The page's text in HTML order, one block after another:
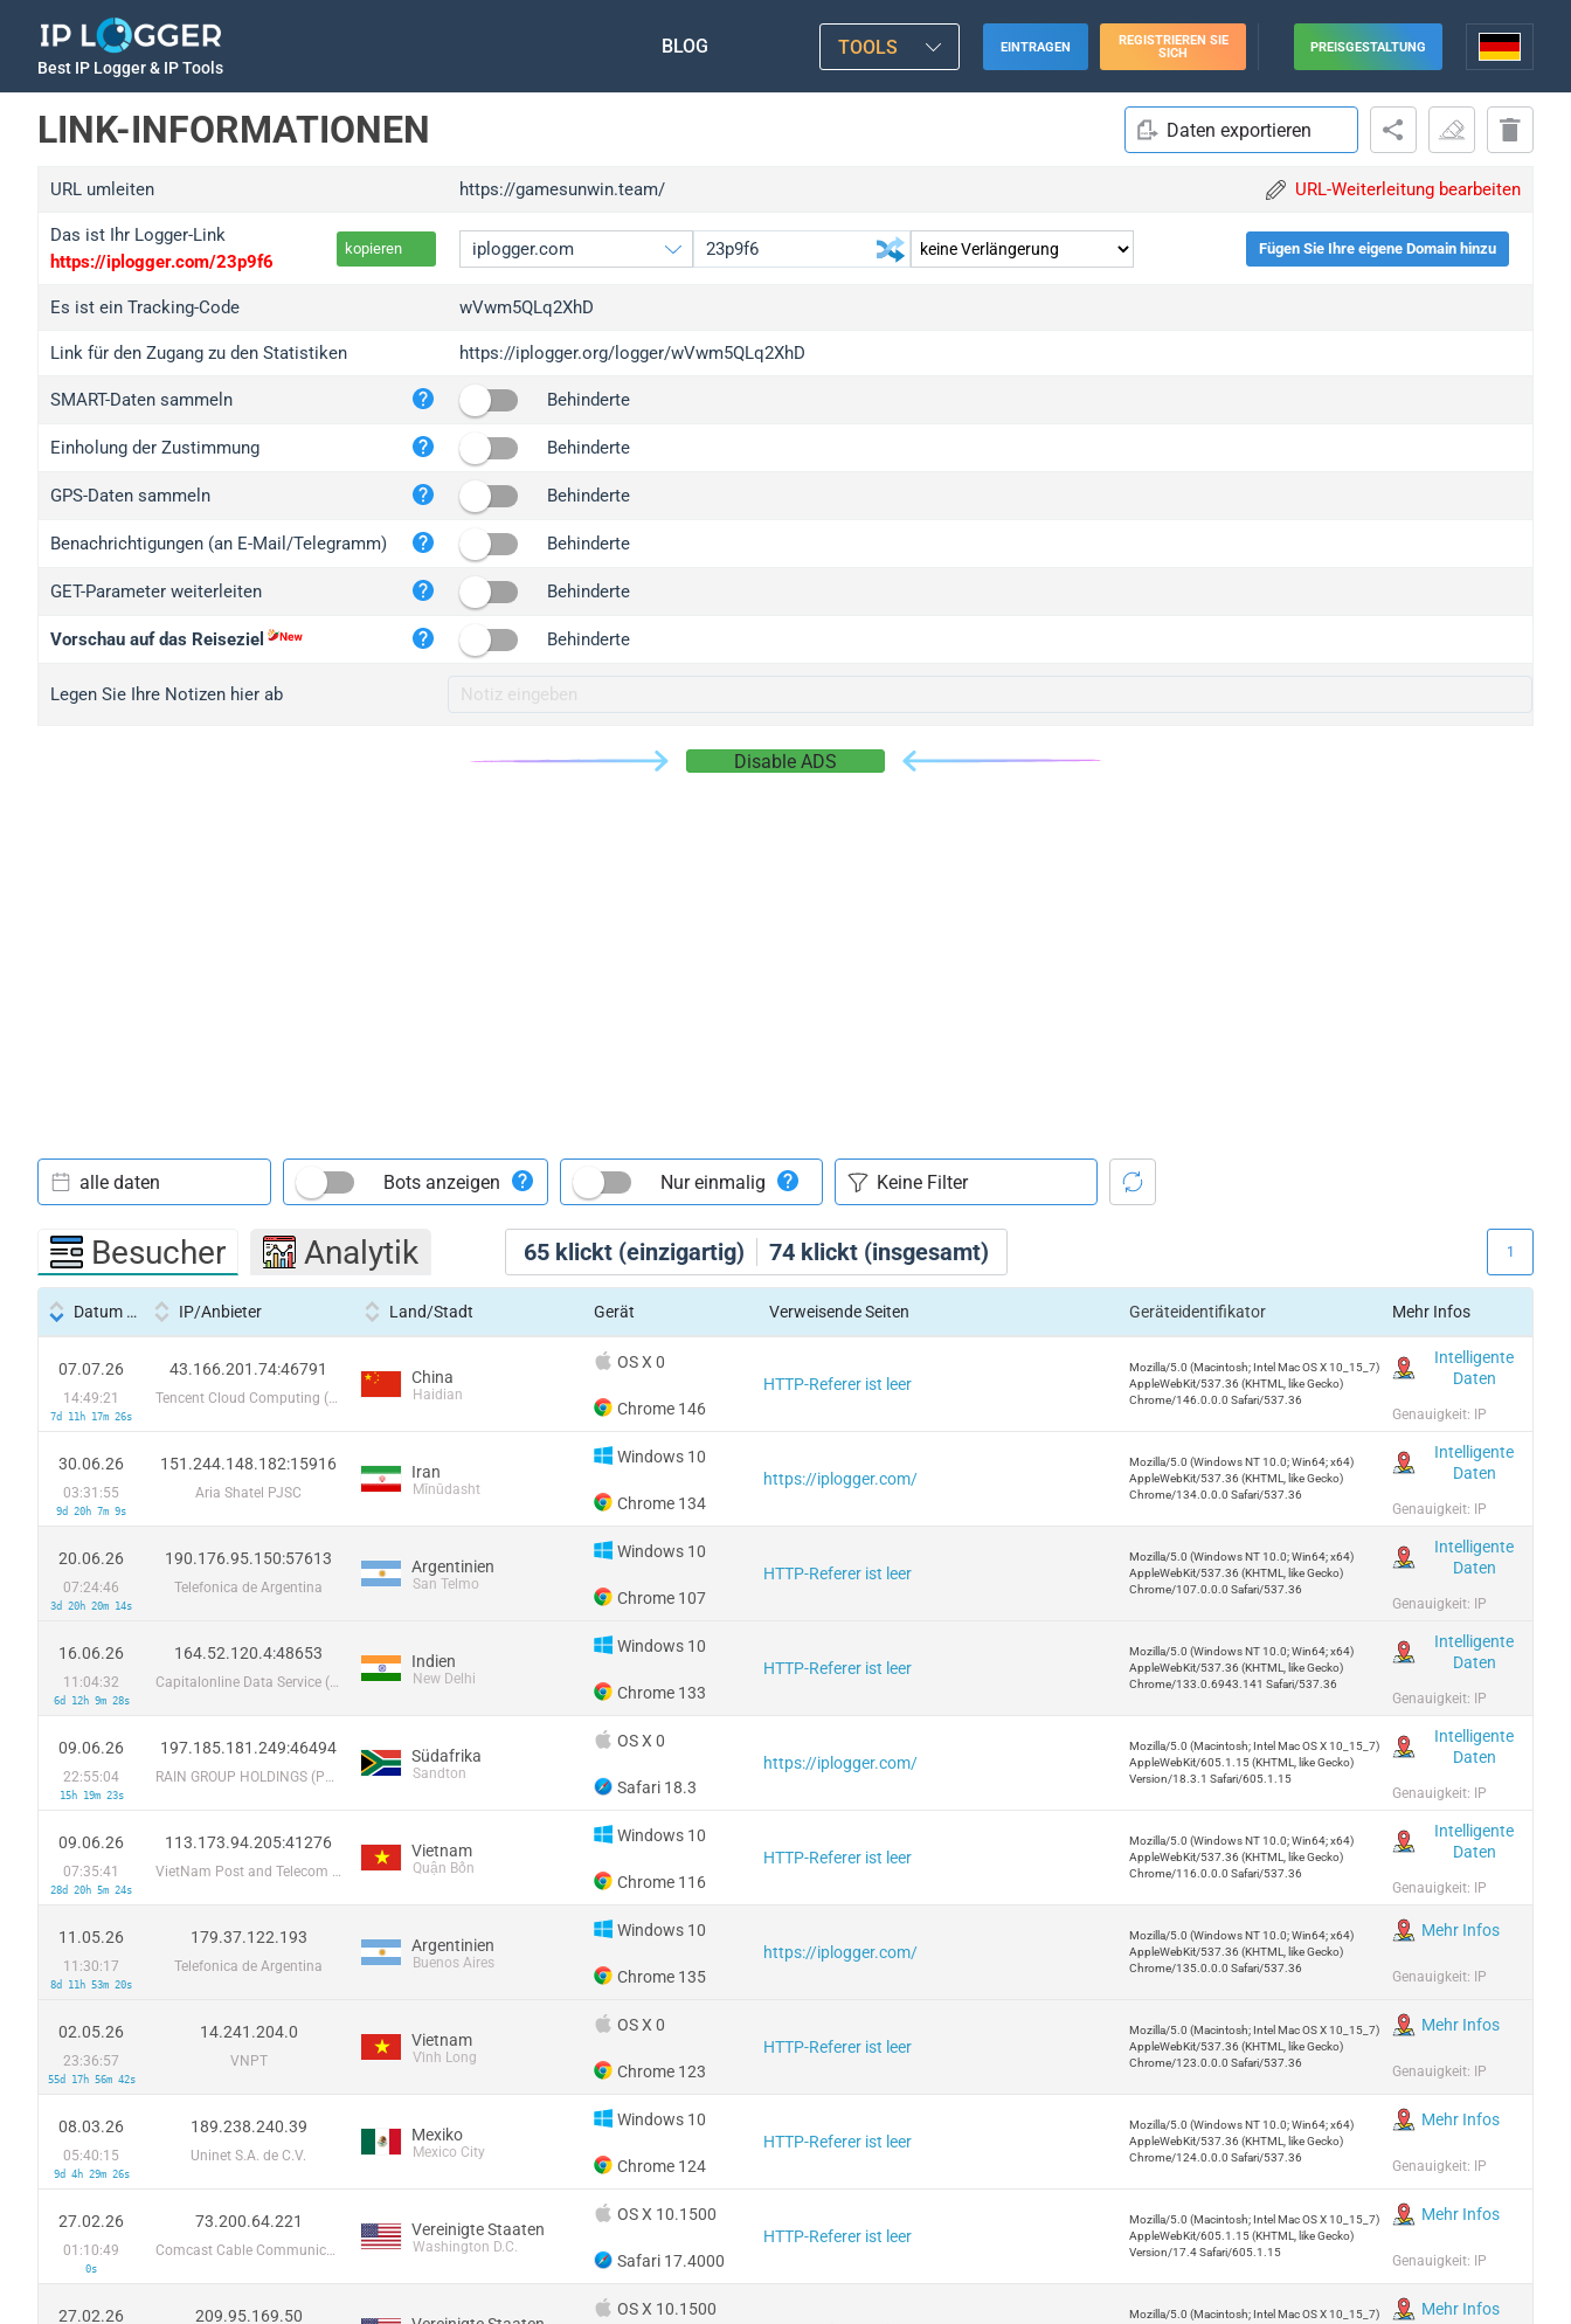
Best IP Logger & IP Tools
BLOG TOOLS EINTRAGEN
REGISTRIEREN SIE
SICH
PREISGESTALTUNG
LINK-INFORMATIONEN Daten exportieren
URL umleiten https://gamesunwin.team/ URL-Weiterleitung bearbeiten
Das ist Ihr Logger-Link
https://iplogger.com/23p9f6
kopieren
iplogger.org
wl.gl
ed.tc
iplogger.com
iplogger.co
2no.co
yip.su
iplogger.info
Fügen Sie Ihre eigene Domain hinzu
Es ist ein Tracking-Code wVwm5QLq2XhD
Link für den Zugang zu den Statistiken https://iplogger.org/logger/wVwm5QLq2XhD
SMART-Daten sammeln Behinderte
Einholung der Zustimmung Behinderte
GPS-Daten sammeln Behinderte
Benachrichtigungen (an E-Mail/Telegramm) Behinderte
GET-Parameter weiterleiten Behinderte
Vorschau auf das Reiseziel Behinderte
Legen Sie Ihre Notizen hier ab
Disable ADS
65 klickt (einzigartig) 74 klickt (insgesamt)
alle daten Bots anzeigen Nur einmalig
Besucher Analytik 1
Datum und Uhrzeit IP/Anbieter Land/Stadt Gerät Verweisende Seiten Geräteidentifikator Mehr Infos
07.07.26
14:49:21
7d 11h 17m 26s
43.166.201.74:46791
Tencent Cloud Computing (Beijing) Co
China
Haidian
OS X 0
Chrome 146
HTTP-Referer ist leer
Mozilla/5.0 (Macintosh; Intel Mac OS X 10_15_7)
AppleWebKit/537.36 (KHTML, like Gecko)
Chrome/146.0.0.0 Safari/537.36
Intelligente
Daten
Genauigkeit: IP
30.06.26
03:31:55
9d 20h 7m 9s
151.244.148.182:15916
Aria Shatel PJSC
Iran
Mīnūdasht
Windows 10
Chrome 134
https://iplogger.com/
Mozilla/5.0 (Windows NT 10.0; Win64; x64)
AppleWebKit/537.36 (KHTML, like Gecko)
Chrome/134.0.0.0 Safari/537.36
Intelligente
Daten
Genauigkeit: IP
20.06.26
07:24:46
3d 20h 20m 14s
190.176.95.150:57613
Telefonica de Argentina
Argentinien
San Telmo
Windows 10
Chrome 107
HTTP-Referer ist leer
Mozilla/5.0 (Windows NT 10.0; Win64; x64)
AppleWebKit/537.36 (KHTML, like Gecko)
Chrome/107.0.0.0 Safari/537.36
Intelligente
Daten
Genauigkeit: IP
16.06.26
11:04:32
6d 12h 9m 28s
164.52.120.4:48653
Capitalonline Data Service (HK) Co
Indien
New Delhi
Windows 10
Chrome 133
HTTP-Referer ist leer
Mozilla/5.0 (Windows NT 10.0; Win64; x64)
AppleWebKit/537.36 (KHTML, like Gecko)
Chrome/133.0.6943.141 Safari/537.36
Intelligente
Daten
Genauigkeit: IP
09.06.26
22:55:04
15h 19m 23s
197.185.181.249:46494
RAIN GROUP HOLDINGS (PTY) LTD
Südafrika
Sandton
OS X 0
Safari 18.3
https://iplogger.com/
Mozilla/5.0 (Macintosh; Intel Mac OS X 10_15_7)
AppleWebKit/605.1.15 (KHTML, like Gecko)
Version/18.3.1 Safari/605.1.15
Intelligente
Daten
Genauigkeit: IP
09.06.26
07:35:41
28d 20h 5m 24s
113.173.94.205:41276
VietNam Post and Telecom Corporation
Vietnam
Quận Bốn
Windows 10
Chrome 116
HTTP-Referer ist leer
Mozilla/5.0 (Windows NT 10.0; Win64; x64)
AppleWebKit/537.36 (KHTML, like Gecko)
Chrome/116.0.0.0 Safari/537.36
Intelligente
Daten
Genauigkeit: IP
11.05.26
11:30:17
8d 11h 53m 20s
179.37.122.193
Telefonica de Argentina
Argentinien
Buenos Aires
Windows 10
Chrome 135
https://iplogger.com/
Mozilla/5.0 (Windows NT 10.0; Win64; x64)
AppleWebKit/537.36 (KHTML, like Gecko)
Chrome/135.0.0.0 Safari/537.36
Mehr Infos
Genauigkeit: IP
02.05.26
23:36:57
55d 17h 56m 42s
14.241.204.0
VNPT
Vietnam
Vĩnh Long
OS X 0
Chrome 123
HTTP-Referer ist leer
Mozilla/5.0 (Macintosh; Intel Mac OS X 10_15_7)
AppleWebKit/537.36 (KHTML, like Gecko)
Chrome/123.0.0.0 Safari/537.36
Mehr Infos
Genauigkeit: IP
08.03.26
05:40:15
9d 4h 29m 26s
189.238.240.39
Uninet S.A. de C.V.
Mexiko
Mexico City
Windows 10
Chrome 124
HTTP-Referer ist leer
Mozilla/5.0 (Windows NT 10.0; Win64; x64)
AppleWebKit/537.36 (KHTML, like Gecko)
Chrome/124.0.0.0 Safari/537.36
Mehr Infos
Genauigkeit: IP
27.02.26
01:10:49
0s
73.200.64.221
Comcast Cable Communications
Vereinigte Staaten
Washington D.C.
OS X 10.1500
Safari 17.4000
HTTP-Referer ist leer
Mozilla/5.0 (Macintosh; Intel Mac OS X 10_15_7)
AppleWebKit/605.1.15 (KHTML, like Gecko)
Version/17.4 Safari/605.1.15
Mehr Infos
Genauigkeit: IP
27.02.26 209.95.169.50 OS X 10.1500
Mozilla/5.0 (Macintosh; Intel Mac OS X 10_15_7)
Mehr Infos